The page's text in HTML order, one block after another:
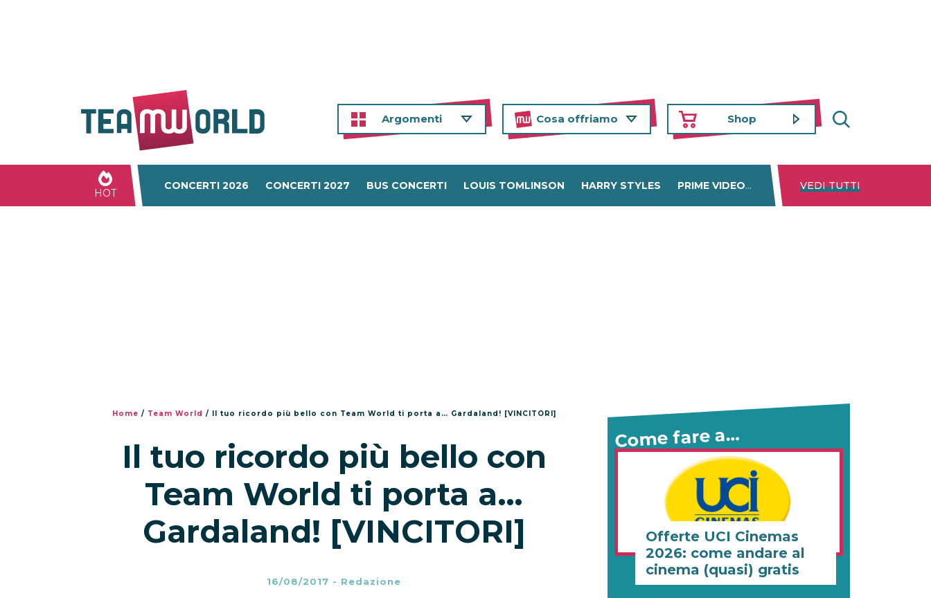
Argomenti Cosa offriamo Shop
HOT
CONCERTI 2026 CONCERTI 2027 BUS CONCERTI LOUIS TOMLINSON HARRY STYLES PRIME VIDEO DISNEY+ NETFLIX
VEDI TUTTI
Home / Team World / Il tuo ricordo più bello con Team World ti porta a… Gardaland! [VINCITORI]
Il tuo ricordo più bello con
Team World ti porta a…
Gardaland! [VINCITORI]
16/08/2017 - Redazione
Come fare a…
Offerte UCI Cinemas
2026: come andare al
cinema (quasi) gratis